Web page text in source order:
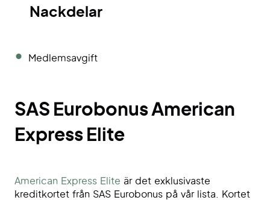
Nackdelar
Medlemsavgift
SAS EurobonusAmerican
Express Elite
American Express Elite är det exklusivaste
kreditkortet från SAS Eurobonus på vår lista. Kortet